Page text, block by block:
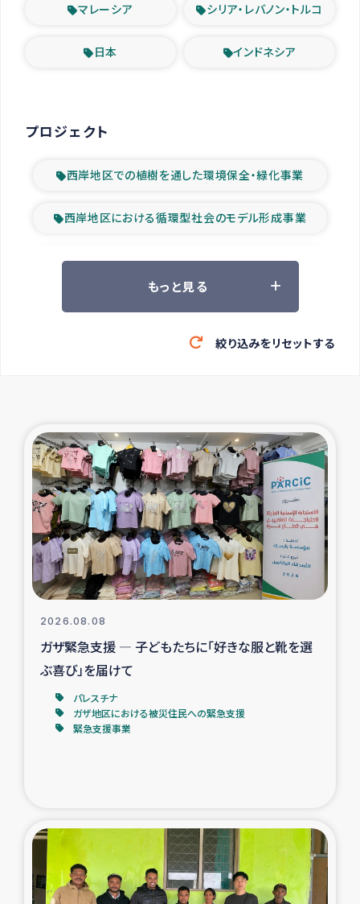
マレーシア シリア・レバノン・トルコ
日本 インドネシア
プロジェクト
西岸地区での植樹を通した環境保全・緑化事業
西岸地区における循環型社会のモデル形成事業
ツアー参加者の声
緊急救援の時代
東ティモール豪雨緊急支援
大雨による洪水被災者支援
カカオ生産者支援事業
シリア国内避難民・帰還民の生活再建支援
トルコにおけるシリア難民支援事業
インドネシア中部 スラウェシの地震・津波被災者支援
スリランカ ジャフナ県干物事業
スリランカの南北女性をつなぐサリー・リサイクル・プロ
ジェクト
もっと見る
絞り込みをリセットする
2026.08.08
ガザ緊急支援 ― 子どもたちに「好きな服と靴を選
ぶ喜び」を届けて
パレスチナ
ガザ地区における被災住民への緊急支援
緊急支援事業